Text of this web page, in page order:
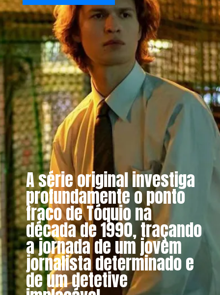
A série original investiga
profundamente o ponto
fraco de Tóquio na
década de 1990, traçando
a jornada de um jovem
jornalista determinado e
de um detetive